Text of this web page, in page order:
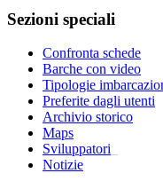
Sezioni speciali
Confronta schede
Barche con video
Tipologie
Preferite dagli utenti
Archivio storico
Maps
Sviluppatori
Notizie